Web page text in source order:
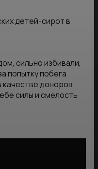
детей-сирот в
сильно избивали,
попытку побега
качестве доноров
силы и смелость